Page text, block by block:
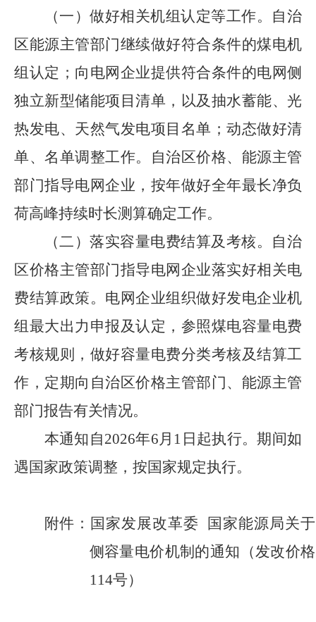
（一）做好相关机组认定等工作。
自治
区能源主管部门继续做好符合条件的煤电机
组认定；向电网企业提供符合条件的电网侧
独立新型储能项目清单，以及抽水蓄能、光
热发电、天然气发电项目名单；动态做好清
单、名单调整工作。自治区价格、能源主管
部门指导电网企业，按年做好全年最长净负
荷高峰持续时长测算确定工作。
（二）落实容量电费结算及考核。
自治
区价格主管部门指导电网企业落实好相关电
费结算政策。电网企业组织做好发电企业机
组最大出力申报及认定，参照煤电容量电费
考核规则，做好容量电费分类考核及结算工
作，定期向自治区价格主管部门、能源主管
部门报告有关情况。
本通知自2026年6 月 1 日起执行。期间如
遇国家政策调整，按国家规定执行。
附件：国家发展改革委
国家能源局关
侧容量电价机制的通知（发改价
114号）